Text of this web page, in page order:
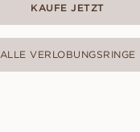
KAUFE JETZT
ALLE VERLOBUNGSRINGE